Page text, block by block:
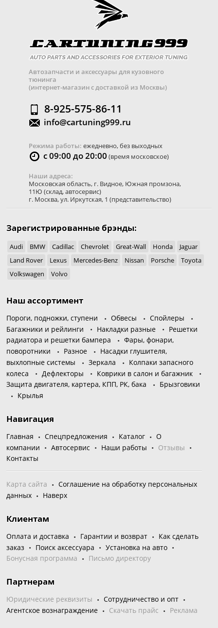
Автозапчасти и аксессуары для кузовного
тюнинга
(интернет-магазин с доставкой из Москвы)
8-925-575-86-11
info@cartuning999.ru
Режима работы: ежедневно, без выходных
с 09:00 до 20:00 (время московское)
Наши адреса:
Московская область, г. Видное, Южная промзона,
11Ю (склад, автосервис)
г. Москва,ул. Иркутская, 1 (представительство)
Зарегистрированные брэнды:
Audi BMW Cadillac Chevrolet Great-Wall Honda
Jaguar
Land Rover
Lexus Mercedes-Benz Nissan Porsche
Toyota
Volkswagen
Volvo
Наш ассортимент
Пороги, подножки, ступени Обвесы
Спойлеры
Багажники и рейлинги
Накладки разные
Решетки
радиатора и решетки бампера
Фары, фонари,
поворотники
Разное
Насадки глушителя,
выхлопные системы
Зеркала
Колпаки запасного
колеса
Дефлекторы
Коврики в салон и багажник
Защита двигателя, картера, КПП, РК, бака
Брызговики
Крылья
Навигация
Главная Спецпредложения Каталог
О
компании
Автосервис Наши работы
Отзывы
Контакты
Карта сайта
Соглашение на обработку персональных
данных
Наверх
Клиентам
Оплата и доставка Гарантии и возврат
Как сделать
заказ
Поиск аксессуара
Установка на авто
Бонусная программа
Письмо директору
Партнерам
Юридические реквизиты
Сотрудничество и опт
Агентское вознаграждение
Скачать прайс Реклама